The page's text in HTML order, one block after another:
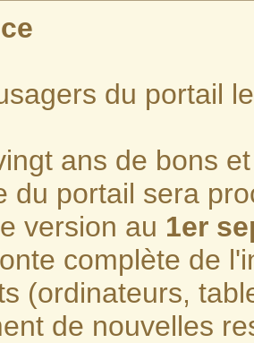
du portail
ans de bons
du portail sera
version au 1er
complète de
(ordinateurs,
de nouvelles